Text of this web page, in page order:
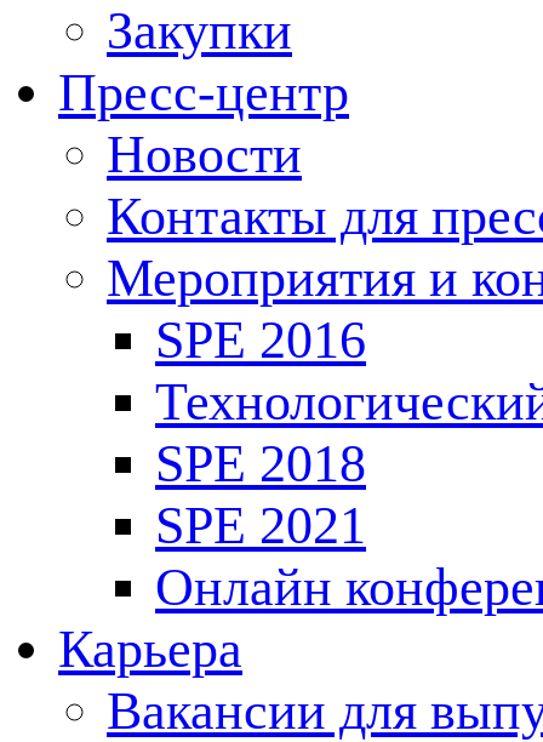
Закупки
Пресс-центр
Новости
Контакты для
Мероприятия и
SPE 2016
SPE 2018
SPE 2021
Онлайн
Карьера
Вакансии для